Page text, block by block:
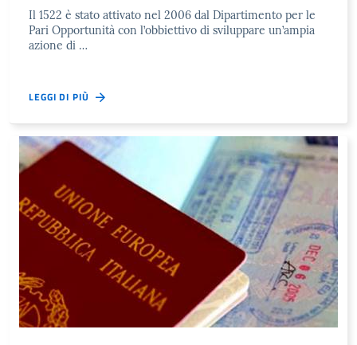
Il 1522 è stato attivato nel 2006 dal Dipartimento per le
Pari Opportunità con l’obbiettivo di sviluppare un’ampia
azione di …
LEGGI DI PIÙ